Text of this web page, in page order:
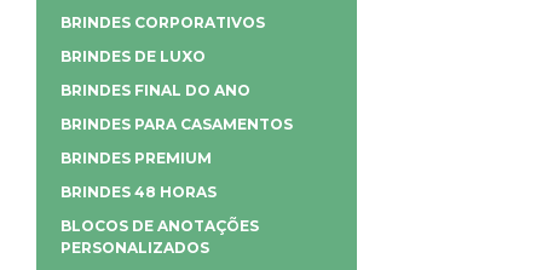
BRINDES CORPORATIVOS
BRINDES DE LUXO
BRINDES FINAL DO ANO
BRINDES PARA CASAMENTOS
BRINDES PREMIUM
BRINDES 48 HORAS
BLOCOS DE ANOTAÇÕES
PERSONALIZADOS